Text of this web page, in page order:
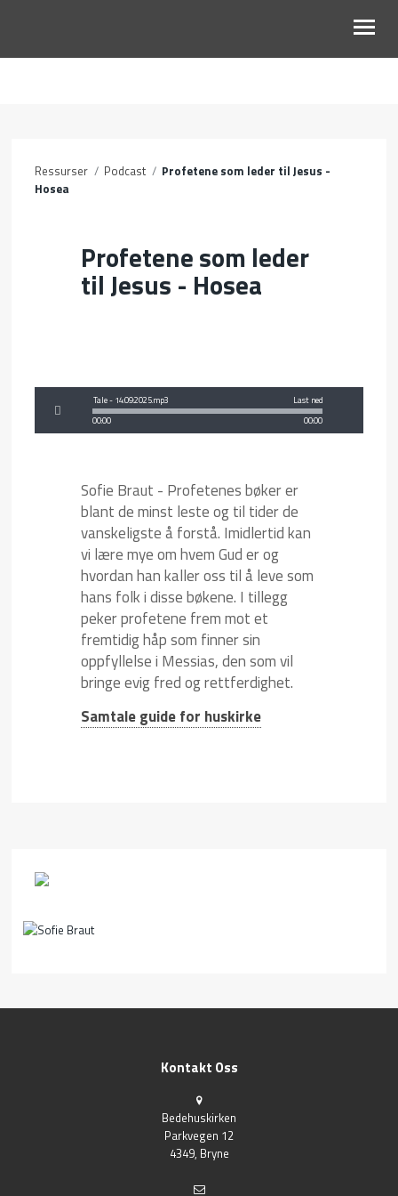
KALENDER
Ressurser / Podcast / Profetene som leder til Jesus -
Hosea
Profetene som leder
til Jesus - Hosea
00:00 00:00
Tale - 14:09:2025.mp3 Last ned
Sofie Braut - Profetenes bøker er
blant de minst leste og til tider de
vanskeligste å forstå. Imidlertid kan
vi lære mye om hvem Gud er og
hvordan han kaller oss til å leve som
hans folk i disse bøkene. I tillegg
peker profetene frem mot et
fremtidig håp som finner sin
oppfyllelse i Messias, den som vil
bringe evig fred og rettferdighet.
Samtale guide for huskirke
Kontakt Oss
Bedehuskirken
Parkvegen 12
4349, Bryne